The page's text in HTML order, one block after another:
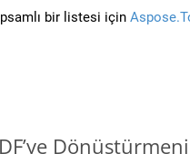
bir listesi için